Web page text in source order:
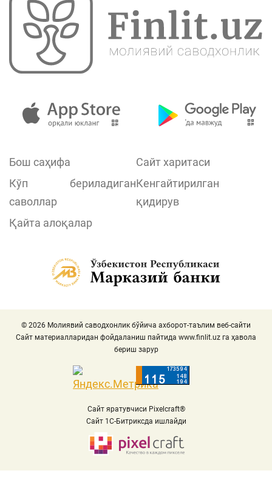
Бош саҳифа
Сайт харитаси
Кўп бериладиган
саволлар
Кенгайтирилган
қидирув
Қайта алоқалар
© 2026 Молиявий саводхонлик бўйича ахборот-таълим веб-сайти
Сайт материалларидан фойдаланиш пайтида www.finlit.uz га ҳавола
бериш зарур
Сайт яратувчиси Pixelcraft®
Сайт 1C-Битриксда ишлайди